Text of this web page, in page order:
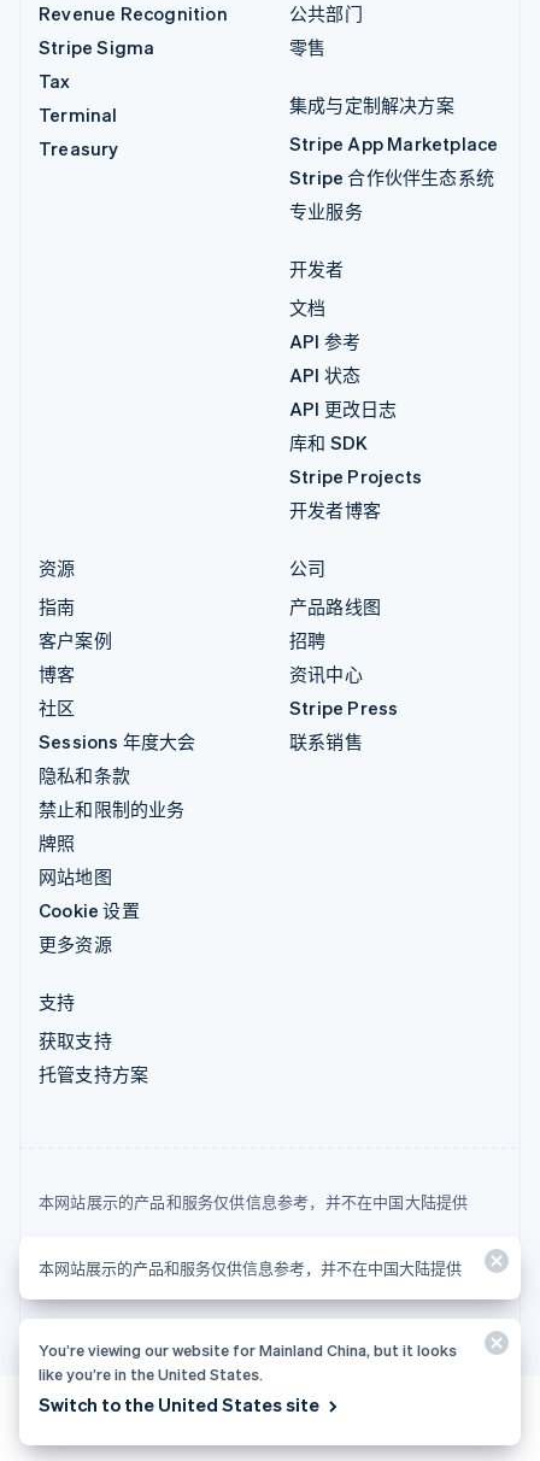
Revenue Recognition
Stripe Sigma
Tax
Terminal
Treasury
公共部门
零售
集成与定制解决方案
Stripe App Marketplace
Stripe 合作伙伴生态系统
专业服务
开发者
文档
API 参考
API 状态
API 更改日志
库和 SDK
Stripe Projects
开发者博客
资源
指南
客户案例
博客
社区
Sessions 年度大会
隐私和条款
禁止和限制的业务
牌照
网站地图
Cookie 设置
更多资源
公司
产品路线图
招聘
资讯中心
Stripe Press
联系销售
支持
获取支持
托管支持方案
本网站展示的产品和服务仅供信息参考，并不在中国大陆提供
© 2026 Stripe, LLC
本网站展示的产品和服务仅供信息参考，并不在中国大陆提供
You’re viewing our website for Mainland China, but it looks
like you’re in the United States.
Switch to the United States site